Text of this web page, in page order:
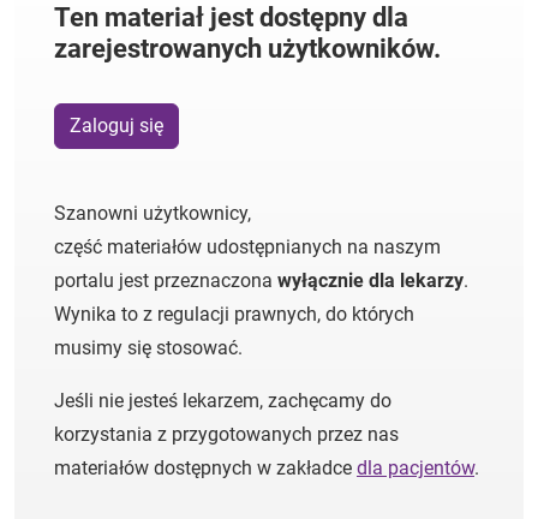
Ten materiał jest dostępny dla
zarejestrowanych użytkowników.
Zaloguj się
Szanowni użytkownicy,
część materiałów udostępnianych na naszym
portalu jest przeznaczona wyłącznie dla lekarzy.
Wynika to z regulacji prawnych, do których
musimy się stosować.
Jeśli nie jesteś lekarzem, zachęcamy do
korzystania z przygotowanych przez nas
materiałów dostępnych w zakładce dla pacjentów.